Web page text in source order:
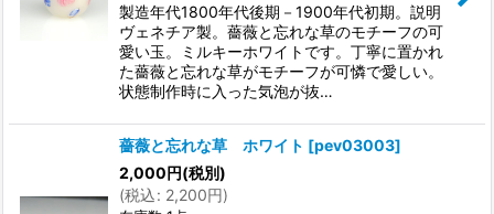
製造年代1800年代後期－1900年代初期。説明
ヴェネチア製。薔薇と忘れな草のモチーフの可
愛い玉。ミルキーホワイトです。丁寧に置かれ
た薔薇と忘れな草がモチーフが可憐で愛しい。
状態制作時に入った気泡が抜…
薔薇と忘れな草 ホワイト [pev03003]
2,000円(税別)
(税込: 2,200円)